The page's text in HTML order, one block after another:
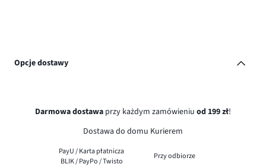
Opcje dostawy
Darmowa dostawa przy każdym zamówieniu od 199 zł!
Dostawa do domu Kurierem
PayU / Karta płatnicza
BLIK / PayPo / Twisto
Przy odbiorze